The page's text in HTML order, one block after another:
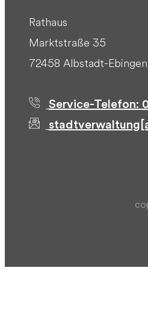
Rathaus
Marktstraße 35
72458 Albstadt-Ebingen
Service-Telefon: